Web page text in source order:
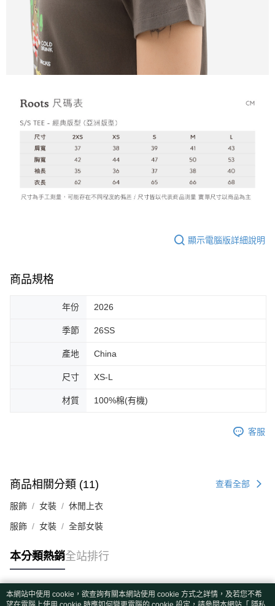
顯示電腦版詳細說明
商品規格
年份 2026
季節 26SS
產地 China
尺寸 XS-L
材質 100%棉(有機)
客服
商品相關分類 (11) 查看全部
服飾 女裝 休閒上衣
服飾 女裝 全部女裝
本分類熱銷全站排行
本網站中使用 cookie，欲查詢有關本網站使用 cookie 方式之詳情，及若您不希